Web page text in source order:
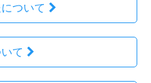
ついて
て